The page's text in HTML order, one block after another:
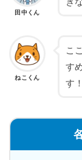
田中くん
ねこくん
こ
す
す